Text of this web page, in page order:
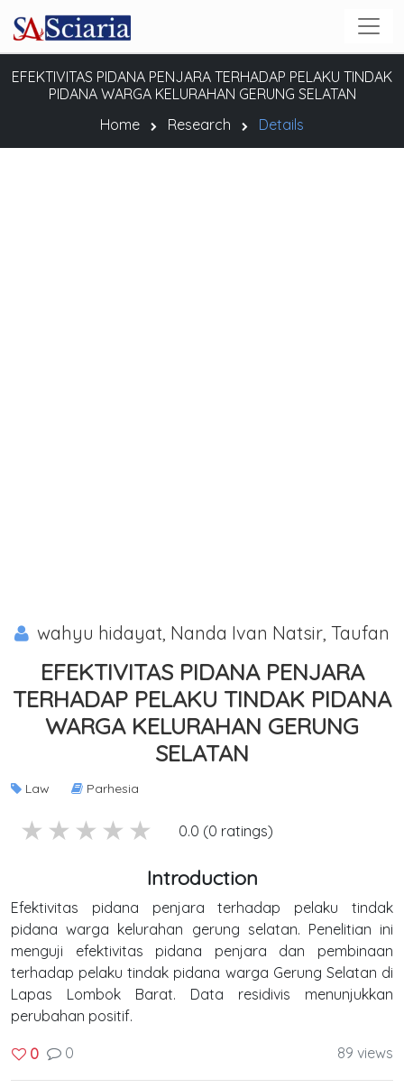
EFEKTIVITAS PIDANA PENJARA TERHADAP PELAKU TINDAK
PIDANA WARGA KELURAHAN GERUNG SELATAN
Home
Research Details
wahyu hidayat, Nanda Ivan Natsir, Taufan
EFEKTIVITAS PIDANA PENJARA
TERHADAP PELAKU TINDAK PIDANA
WARGA KELURAHAN GERUNG
SELATAN
Law Parhesia
1 stars
2 stars
3 stars
4 stars
5 stars 0.0 (0 ratings)
Introduction
Efektivitas pidana penjara terhadap pelaku tindak
pidana warga kelurahan gerung selatan. Penelitian ini
menguji efektivitas pidana penjara dan pembinaan
terhadap pelaku tindak pidana warga Gerung Selatan di
Lapas Lombok Barat. Data residivis menunjukkan
perubahan positif.
0 0 89 views